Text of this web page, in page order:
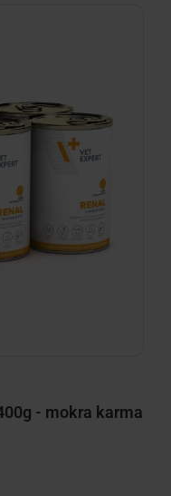
- mokra karma